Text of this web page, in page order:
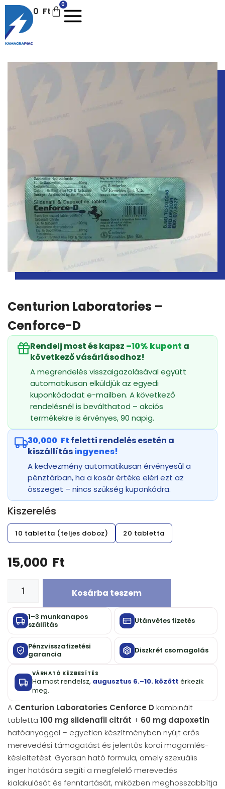
0 Ft
0
Centurion Laboratories –
Cenforce-D
Rendelj most és kapsz –10% kupont a
következő vásárlásodhoz!
A megrendelés visszaigazolásával együtt
automatikusan elküldjük az egyedi
kuponkódodat e-mailben. A következő
rendelésnél is beválthatod – akciós
termékekre is érvényes, 90 napig.
30,000 Ft feletti rendelés esetén a
kiszállításingyenes!
A kedvezmény automatikusan érvényesül a
pénztárban, ha a kosár értéke eléri ezt az
összeget – nincs szükség kuponkódra.
Kiszerelés
10 tabletta (teljes doboz) 20 tabletta
15,000 Ft
Kosárba teszem
1–3 munkanapos
szállítás
Utánvétes fizetés
Pénzvisszafizetési
garancia
Diszkrét csomagolás
VÁRHATÓ KÉZBESÍTÉS
Ha most rendelsz, augusztus 6.–10. között érkezik
meg.
A Centurion Laboratories Cenforce D kombinált
tabletta 100 mg sildenafil citrát + 60 mg dapoxetin
hatóanyaggal – egyetlen készítményben nyújt erős
merevedési támogatást és jelentős korai magömlés-
késleltetést. Gyorsan ható formula, amely szexuális
inger hatására segíti a megfelelő merevedés
kialakulását és fenntartását, miközben meghosszabbítja